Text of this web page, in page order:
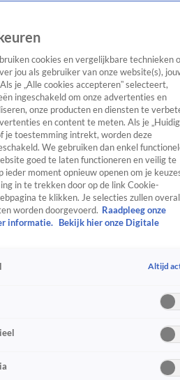
TV Algemeen
Tip
RealityCrimeVideo's
cookies en vergelijkbare technieken
jou als gebruiker van onze website(s),
je „Alle cookies accepteren” selecteert,
ingeschakeld om onze advertenties en
onze producten en diensten te
en content te meten. Als je
je toestemming intrekt, worden deze
We gebruiken dan enkel
goed te laten functioneren en veilig te
ieder moment opnieuw openen om je
in te trekken door op de link Cookie-
te klikken. Je selecties zullen overal
worden doorgevoerd. Raadpleeg onze
informatie.
Bekijk hier onze Digitale
Altijd